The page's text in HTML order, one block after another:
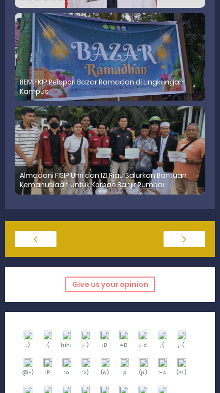
BEM FKIP Pelopori Bazar Ramadan di Lingkungan
Kampus
Almadani FISIP Unri dan IZI Riau Salurkan Bantuan
Kemanusiaan untuk Korban Banjir Rumbai
Give us your opinion
:) :( hihi :-) :D =D :-d ;( ;-(
@-) :P :o :>) (o) :p (p) :-s (m)